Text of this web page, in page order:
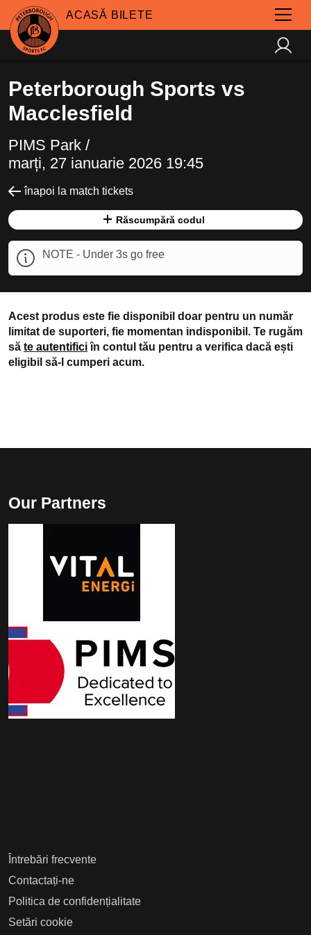
ACASĂ BILETE
Peterborough Sports vs
Macclesfield
PIMS Park /
marți, 27 ianuarie 2026 19:45
înapoi la match tickets
Răscumpără codul
NOTE - Under 3s go free
Acest produs este fie disponibil doar pentru un număr
limitat de suporteri, fie momentan indisponibil. Te rugăm
să te autentificiîn contul tău pentru a verifica dacă ești
eligibil să-l cumperi acum.
Întrebări frecvente
Contactați-ne
Politica de confidențialitate
Setări cookie
Our Partners